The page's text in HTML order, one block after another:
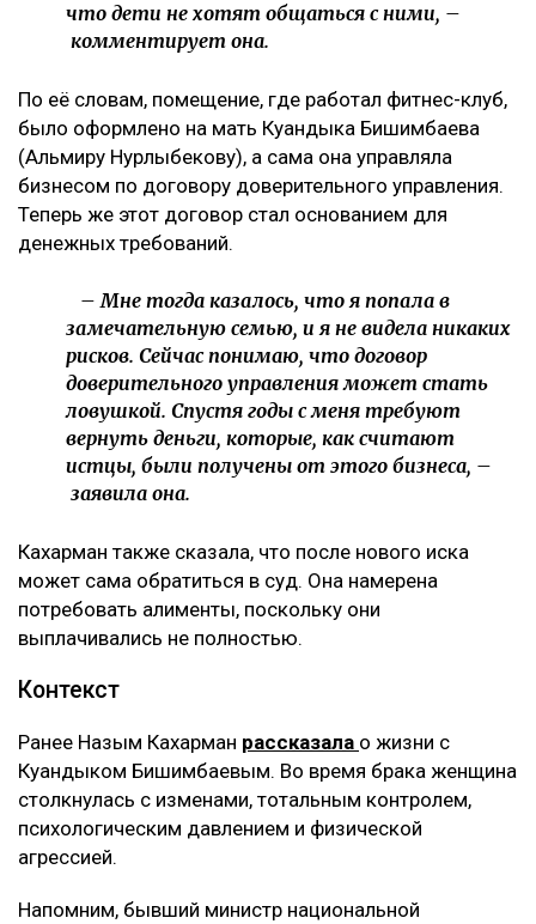
что дети не хотят общаться с ними, –
комментирует она.
По её словам, помещение, где работал фитнес-клуб,
было оформлено на мать Куандыка Бишимбаева
(Альмиру Нурлыбекову), а сама она управляла
бизнесом по договору доверительного управления.
Теперь же этот договор стал основанием для
денежных требований.
– Мне тогда казалось, что я попала в
замечательную семью, и я не видела никаких
рисков. Сейчас понимаю, что договор
доверительного управления может стать
ловушкой. Спустя годы с меня требуют
вернуть деньги, которые, как считают
истцы, были получены от этого бизнеса, –
заявила она.
Кахарман также сказала, что после нового иска
может сама обратиться в суд. Она намерена
потребовать алименты, поскольку они
выплачивались не полностью.
Контекст
Ранее Назым Кахарман рассказала о жизни с
Куандыком Бишимбаевым. Во время брака женщина
столкнулась с изменами, тотальным контролем,
психологическим давлением и физической
агрессией.
Напомним, бывший министр национальной